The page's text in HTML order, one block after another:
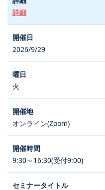
詳細
2026/9/29
火
オンライン(Zoom)
9:30～16:30(受付9:00)